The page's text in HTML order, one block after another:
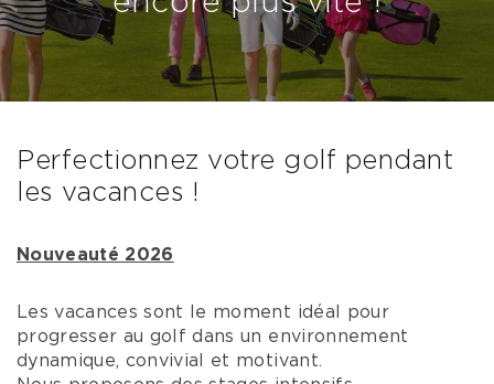
Perfectionnez votre golf pendant
les vacances !
Nouveauté 2026
Les vacances sont le moment idéal pour
progresser au golf dans un environnement
dynamique, convivial et motivant.